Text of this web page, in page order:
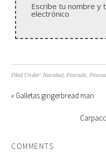
Escribe tu nombre y
electrónico
Filed Under:Navidad,Pescado,
« Galletas gingerbread man
COMMENTS